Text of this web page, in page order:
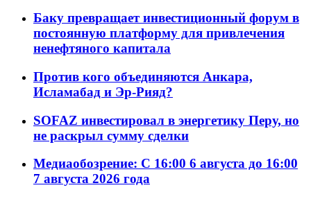
Баку превращает инвестиционный форум в
постоянную платформу для привлечения
ненефтяного капитала
Против кого объединяются Анкара,
Исламабад и Эр-Рияд?
SOFAZ инвестировал в энергетику Перу, но
не раскрыл сумму сделки
Медиаобозрение: С 16:00 6 августа до 16:00
7 августа 2026 года